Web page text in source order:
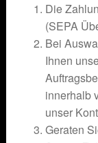
Die
(SEPA
Bei
Ihnen
innerhalb
unser
Geraten